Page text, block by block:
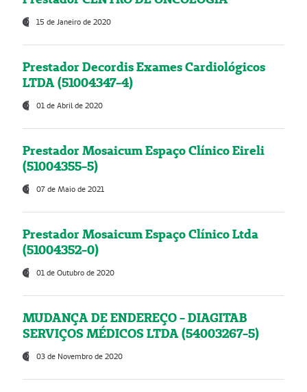
15 de Janeiro de 2020
Prestador Decordis Exames Cardiológicos
LTDA (51004347-4)
01 de Abril de 2020
Prestador Mosaicum Espaço Clínico Eireli
(51004355-5)
07 de Maio de 2021
Prestador Mosaicum Espaço Clínico Ltda
(51004352-0)
01 de Outubro de 2020
MUDANÇA DE ENDEREÇO - DIAGITAB
SERVIÇOS MÉDICOS LTDA (54003267-5)
03 de Novembro de 2020